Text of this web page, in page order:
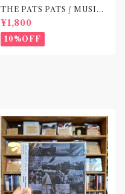
THE PATS PATS / MUSIC
NEVER ENDING(CD作品)
¥1,800
10%OFF